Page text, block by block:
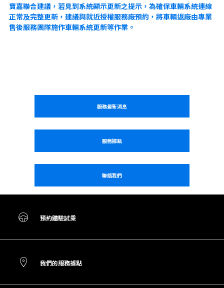
寶嘉聯合建議，若見到系統顯示更新之提示，為確保車輛系統連線
正常及完整更新，建議與就近授權服務廠預約，將車輛返廠由專業
售後服務團隊施作車輛系統更新等作業。
服務最新消息
服務據點
聯絡我們
預約體驗試乘
我們的服務據點